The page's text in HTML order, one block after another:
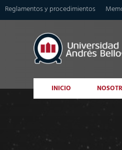
Reglamentos y procedimientos
INICIO